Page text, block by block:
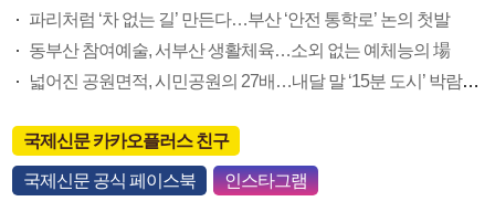
파리처럼 ‘차 없는 길’ 만든다…부산 ‘안전 통학로’ 논의 첫발
동부산 참여예술, 서부산 생활체육…소외 없는 예체능의 場
넓어진 공원면적, 시민공원의 27배…내달 말 ‘15분 도시’ 박람회 추진
국제신문 카카오플러스 친구
국제신문 공식 페이스북 인스타그램